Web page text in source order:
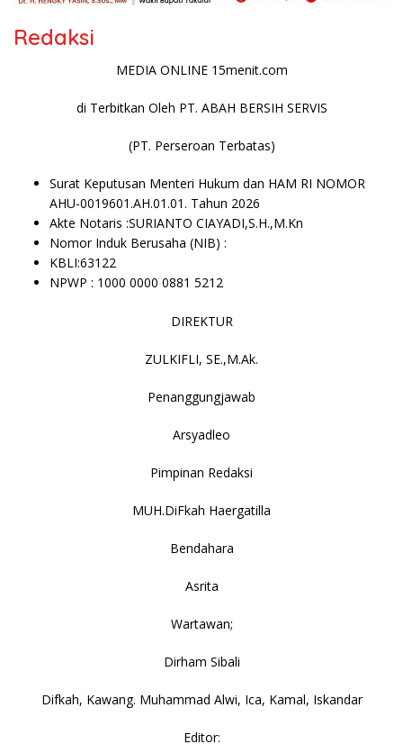
Redaksi
MEDIA ONLINE 15menit.com
di Terbitkan Oleh PT. ABAH BERSIH SERVIS
(PT. Perseroan Terbatas)
Surat Keputusan Menteri Hukum dan HAM RI NOMOR
AHU-0019601.AH.01.01. Tahun 2026
Akte Notaris :SURIANTO CIAYADI,S.H.,M.Kn
Nomor Induk Berusaha (NIB) :
KBLI:63122
NPWP : 1000 0000 0881 5212
DIREKTUR
ZULKIFLI, SE.,M.Ak.
Penanggungjawab
Arsyadleo
Pimpinan Redaksi
MUH.DiFkah Haergatilla
Bendahara
Asrita
Wartawan;
Dirham Sibali
Difkah, Kawang. Muhammad Alwi, Ica, Kamal, Iskandar
Editor: